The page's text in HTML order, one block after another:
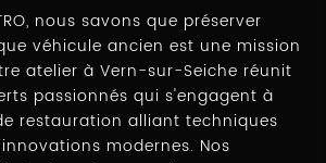
nous savons que préserver
véhicule ancien est une mission
atelier à Vern-sur-Seiche réunit
passionnés qui s'engagent à
restauration alliant techniques
modernes. Nos